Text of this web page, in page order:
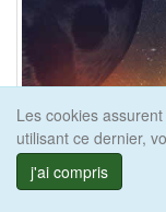
Les cookies
utilisant ce dernier,
j'ai compris